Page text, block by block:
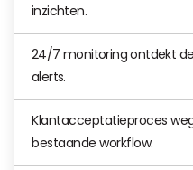
inzichten.
24/7 monitoring ontdekt
alerts.
Klantacceptatieproces
bestaande workflow.